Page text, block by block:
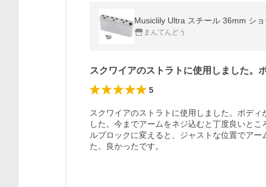
Musiclily Ultra スチール 36mm シ
まんてんどう
スクワイアのストラトに使用しました。
5
スクワイアのストラトに使用しました。ボデ
した。今までアームをネジ込むと丁度良いと
ルブロックに変えると、ジャストな位置でア
た。良かったです。